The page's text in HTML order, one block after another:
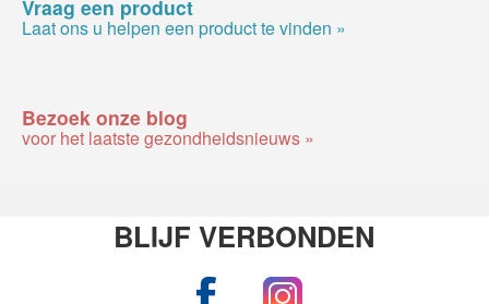
Vraag een product
Laat ons u helpen een product te vinden »
Bezoek onze blog
voor het laatste gezondheidsnieuws »
BLIJF VERBONDEN